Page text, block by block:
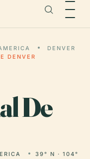
DENVER
DENVER
De
39° N · 104°